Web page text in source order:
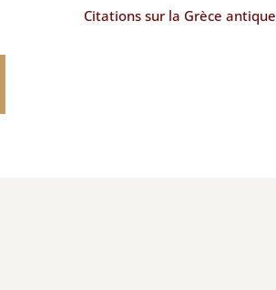
Citations sur la Grèce antique